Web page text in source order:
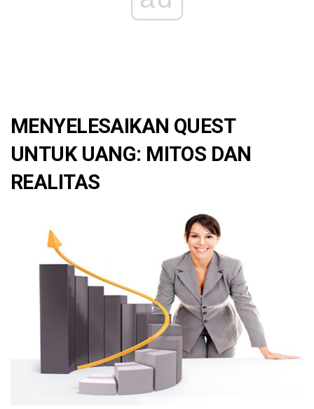
MENYELESAIKAN QUEST
UNTUK UANG: MITOS DAN
REALITAS